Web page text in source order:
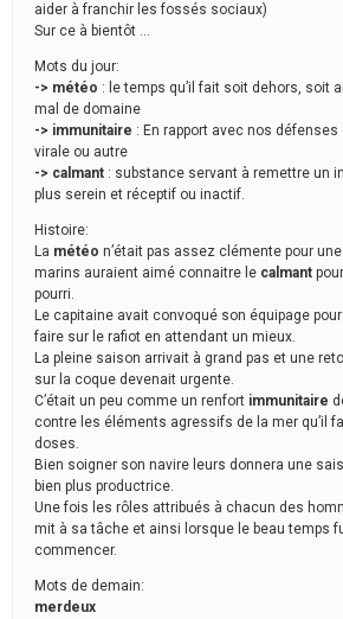
aider à franchir les fossés sociaux)
Sur ce à bientôt …
Mots du jour:
-> météo : le temps qu’il fait soit dehors, soit
mal de domaine
-> immunitaire : En rapport avec nos
virale ou autre
-> calmant : substance servant à remettre un
plus serein et réceptif ou inactif.
Histoire:
La météo n’était pas assez clémente pour
marins auraient aimé connaitre le calmant
pourri.
Le capitaine avait convoqué son équipage
faire sur le rafiot en attendant un mieux.
La pleine saison arrivait à grand pas et une
sur la coque devenait urgente.
C’était un peu comme un renfort immunitaire
contre les éléments agressifs de la mer qu’il
doses.
Bien soigner son navire leurs donnera une
bien plus productrice.
Une fois les rôles attribués à chacun des
mit à sa tâche et ainsi lorsque le beau temps
commencer.
Mots de demain:
merdeux